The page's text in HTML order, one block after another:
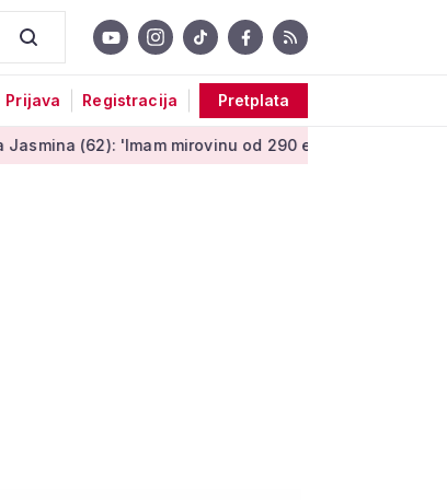
Prijava Registracija Pretplata
'Imam mirovinu od 290 eura, a dobijem i socijalnu